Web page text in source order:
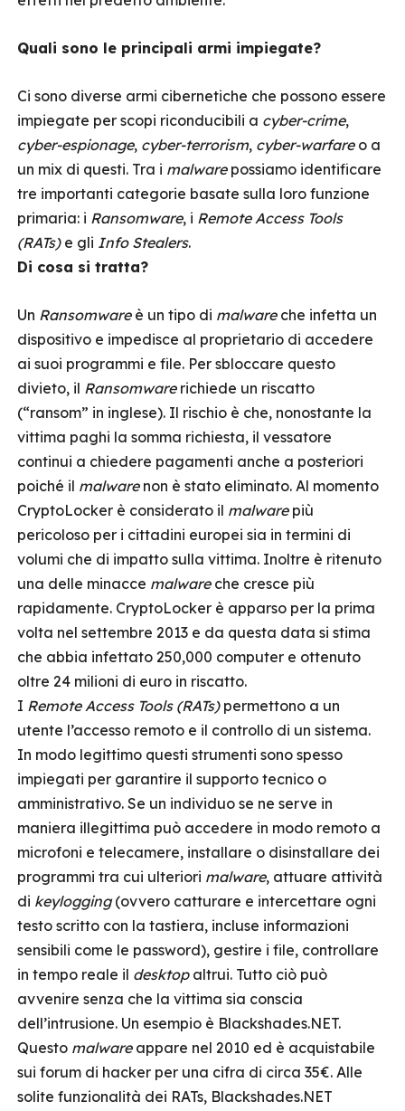
Quali sono le principali armi impiegate?
Ci sono diverse armi cibernetiche che possono essere
impiegate per scopi riconducibili a cyber-crime,
cyber-espionage, cyber-terrorism, cyber-warfareo a
un mix di questi. Tra i malwarepossiamo identificare
tre importanti categorie basate sulla loro funzione
primaria: i Ransomware, i Remote Access Tools
(RATs)e gli Info Stealers.
Di cosa si tratta?
Un Ransomwareè un tipo di malwareche infetta un
dispositivo e impedisce al proprietario di accedere
ai suoi programmi e file. Per sbloccare questo
divieto, il Ransomwarerichiede un riscatto
(“ransom” in inglese). Il rischio è che, nonostante la
vittima paghi la somma richiesta, il vessatore
continui a chiedere pagamenti anche a posteriori
poiché il malwarenon è stato eliminato. Al momento
CryptoLocker è considerato il malwarepiù
pericoloso per i cittadini europei sia in termini di
volumi che di impatto sulla vittima. Inoltre è ritenuto
una delle minacce malwareche cresce più
rapidamente. CryptoLocker è apparso per la prima
volta nel settembre 2013 e da questa data si stima
che abbia infettato 250,000 computer e ottenuto
oltre 24 milioni di euro in riscatto.
I Remote Access Tools (RATs)permettono a un
utente l’accesso remoto e il controllo di un sistema.
In modo legittimo questi strumenti sono spesso
impiegati per garantire il supporto tecnico o
amministrativo. Se un individuo se ne serve in
maniera illegittima può accedere in modo remoto a
microfoni e telecamere, installare o disinstallare dei
programmi tra cui ulteriori malware, attuare attività
di keylogging(ovvero catturare e intercettare ogni
testo scritto con la tastiera, incluse informazioni
sensibili come le password), gestire i file, controllare
in tempo reale il desktopaltrui. Tutto ciò può
avvenire senza che la vittima sia conscia
dell’intrusione. Un esempio è Blackshades.NET.
Questo malwareappare nel 2010 ed è acquistabile
sui forum di hacker per una cifra di circa 35€. Alle
solite funzionalità dei RATs, Blackshades.NET